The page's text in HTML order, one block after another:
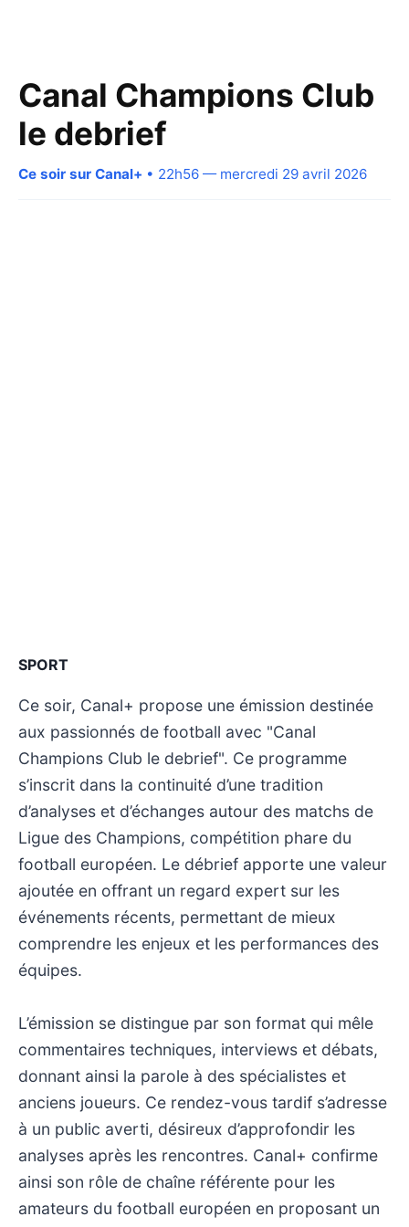
Canal Champions Club
le debrief
Ce soir sur Canal+ • 22h56 — mercredi 29 avril 2026
SPORT
Ce soir, Canal+ propose une émission destinée
aux passionnés de football avec "Canal
Champions Club le debrief". Ce programme
s’inscrit dans la continuité d’une tradition
d’analyses et d’échanges autour des matchs de
Ligue des Champions, compétition phare du
football européen. Le débrief apporte une valeur
ajoutée en offrant un regard expert sur les
événements récents, permettant de mieux
comprendre les enjeux et les performances des
équipes.
L’émission se distingue par son format qui mêle
commentaires techniques, interviews et débats,
donnant ainsi la parole à des spécialistes et
anciens joueurs. Ce rendez-vous tardif s’adresse
à un public averti, désireux d’approfondir les
analyses après les rencontres. Canal+ confirme
ainsi son rôle de chaîne référente pour les
amateurs du football européen en proposant un